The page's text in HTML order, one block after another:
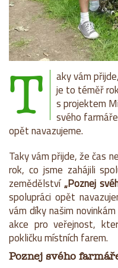
T
aky vám
je to téměř
s projektem
svého
opět navazujeme.
Taky vám přijde, že čas
rok, co jsme zahájili
zemědělství„Poznej
spolupráci opět
vám díky našim
akce pro veřejnost,
pokličku místních farem.
Poznej svého